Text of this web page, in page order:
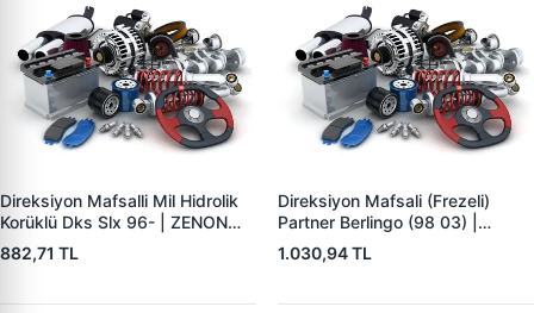
Direksiyon Mafsalli Mil Hidrolik
Korüklü Dks Slx 96- | ZENON
FI3211 | OEM 7799433
882,71 TL
Direksiyon Mafsali (Frezeli)
Partner Berlingo (98 03) |
ZENON PE3251 | OEM 4103.G3
1.030,94 TL